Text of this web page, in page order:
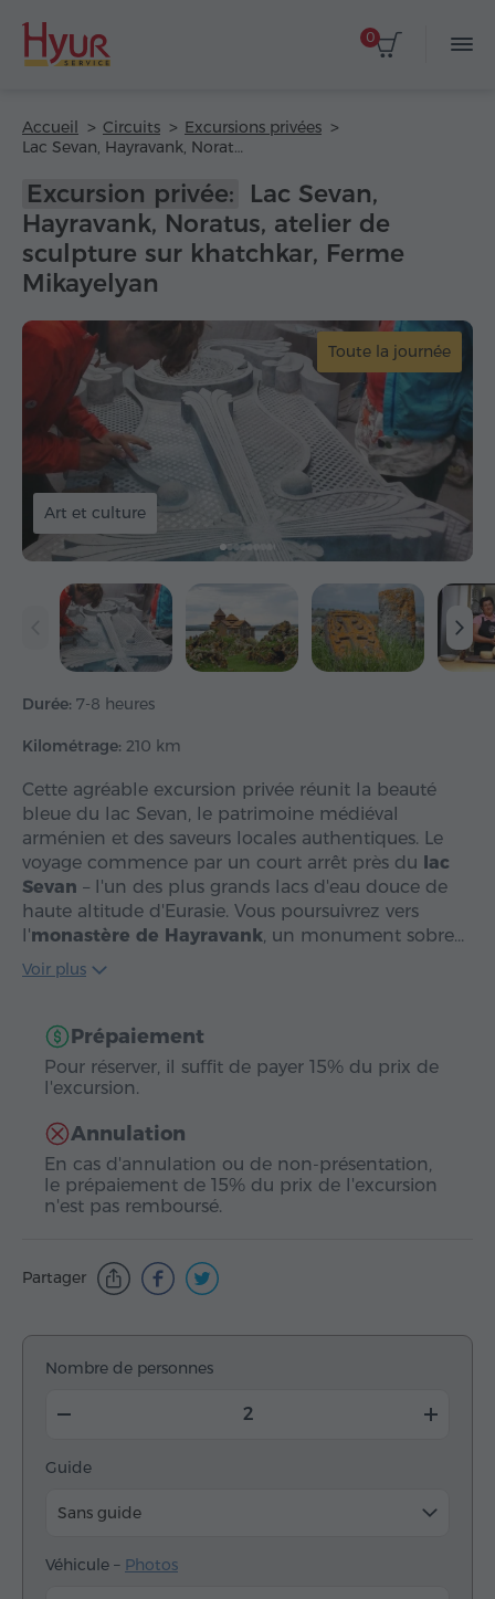
0
Accueil Circuits
Excursions privées
Lac Sevan, Hayravank, Noratus, atelier de sculpture sur khatchkar, Ferme Mikayelyan
Excursion privée:
Lac Sevan,
Hayravank, Noratus, atelier de
sculpture sur khatchkar, Ferme
Mikayelyan
Toute la journée
Art et culture
Durée: 7-8 heures
Kilométrage: 210 km
Cette agréable excursion privée réunit la beauté
bleue du lac Sevan, le patrimoine médiéval
arménien et des saveurs locales authentiques. Le
voyage commence par un court arrêt près du lac
Sevan – l'un des plus grands lacs d'eau douce de
haute altitude d'Eurasie. Vous poursuivrez vers
l'monastère de Hayravank, un monument sobre…
Voir plus
Prépaiement
Pour réserver, il suffit de payer 15% du prix de
l'excursion.
Annulation
En cas d'annulation ou de non-présentation,
le prépaiement de 15% du prix de l'excursion
n'est pas remboursé.
Partager
Nombre de personnes
Guide
Sans guide
Véhicule – Photos